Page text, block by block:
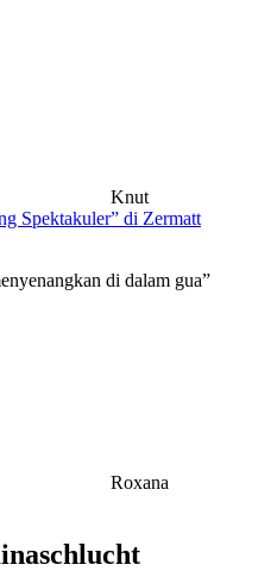
Knut
Spektakuler” di Zermatt
di dalam gua”
Roxana